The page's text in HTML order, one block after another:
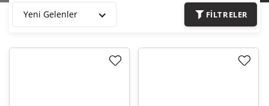
Yeni Gelenler FILTRELER